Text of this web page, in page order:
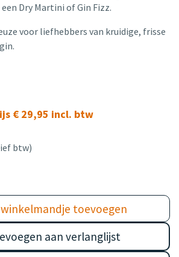
Dry Martini of Gin Fizz.
voor liefhebbers van kruidige, frisse
€ 29,95 incl. btw
btw)
toevoegen
aan verlanglijst